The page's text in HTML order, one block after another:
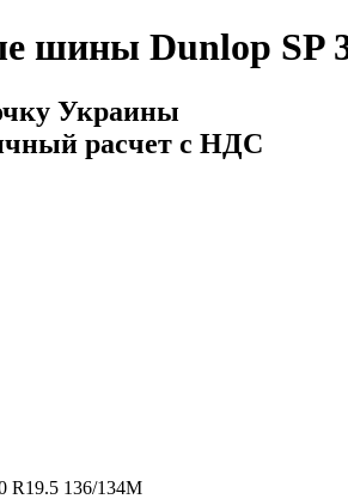
шины Dunlop SP
Украины
расчет с НДС
R19.5 136/134M